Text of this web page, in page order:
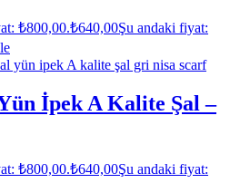
₺800,00.₺640,00Şu andaki fiyat:
İpek A Kalite Şal –
₺800,00.₺640,00Şu andaki fiyat: